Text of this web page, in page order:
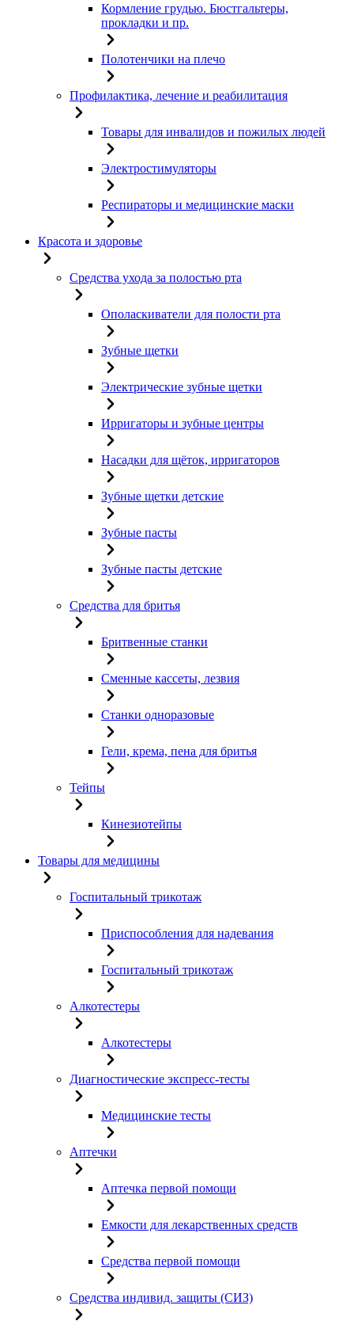
Кормление грудью. Бюстгальтеры,
прокладки и пр.
Полотенчики на плечо
Профилактика, лечение и реабилитация
Товары для инвалидов и пожилых людей
Электростимуляторы
Респираторы и медицинские маски
Красота и здоровье
Средства ухода за полостью рта
Ополаскиватели для полости рта
Зубные щетки
Электрические зубные щетки
Ирригаторы и зубные центры
Насадки для щёток, ирригаторов
Зубные щетки детские
Зубные пасты
Зубные пасты детские
Средства для бритья
Бритвенные станки
Сменные кассеты, лезвия
Станки одноразовые
Гели, крема, пена для бритья
Тейпы
Кинезиотейпы
Товары для медицины
Госпитальный трикотаж
Приспособления для надевания
Госпитальный трикотаж
Алкотестеры
Алкотестеры
Диагностические экспресс-тесты
Медицинские тесты
Аптечки
Аптечка первой помощи
Емкости для лекарственных средств
Средства первой помощи
Средства индивид. защиты (СИЗ)